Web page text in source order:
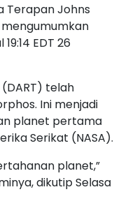
Terapan Johns
mengumumkan
EDT 26
telah
Ini menjadi
planet pertama
Serikat (NASA).
planet,”
dikutip Selasa